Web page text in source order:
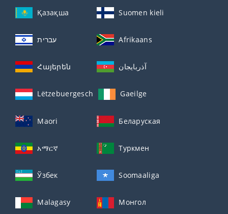
Қазақша Suomen kieli
עברית Afrikaans
Հայերեն آذربايجان
Lëtzebuergesch Gaeilge
Maori Беларуская
አማርኛ Туркмен
Ўзбек Soomaaliga
Malagasy Монгол